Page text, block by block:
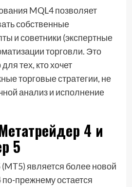
MQL4 позволяет
собственные
и советники (экспертные
торговли. Это
тех, кто хочет
торговые стратегии, не
анализ и исполнение
4 и
5
является более новой
прежнему остается